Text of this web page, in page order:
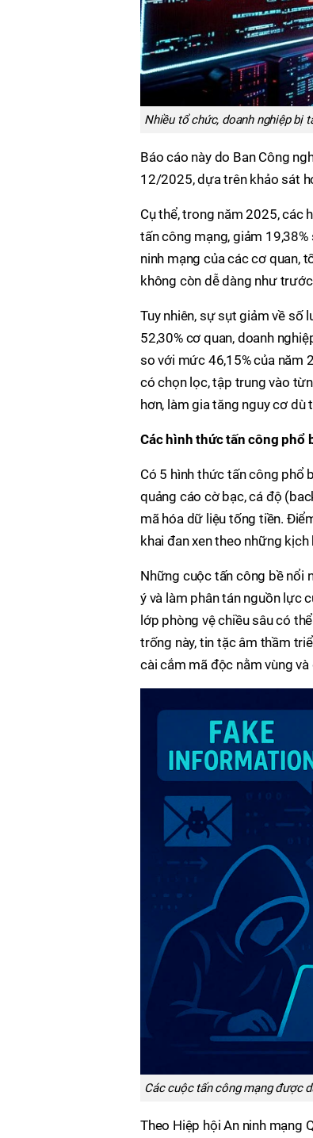
Nhiều tổ chức, doanh nghiệp bị
Báo cáo này do Ban Công
12/2025, dựa trên khảo sát
Cụ thể, trong năm 2025, các
tấn công mạng, giảm
ninh mạng của các cơ quan,
không còn dễ dàng như
Tuy nhiên, sự sụt giảm về số
52,30% cơ quan, doanh
so với mức 46,15% của năm
có chọn lọc, tập trung vào
hơn, làm gia tăng nguy cơ
Các hình thức tấn công phổ
Có 5 hình thức tấn công phổ
quảng cáo cờ bạc, cá độ
mã hóa dữ liệu tống tiền.
khai đan xen theo những
Những cuộc tấn công bề nổi
ý và làm phân tán nguồn lực
lớp phòng vệ chiều sâu có
trống này, tin tặc âm thầm
cài cắm mã độc nằm vùng
Các cuộc tấn công mạng được
Theo Hiệp hội An ninh mạng